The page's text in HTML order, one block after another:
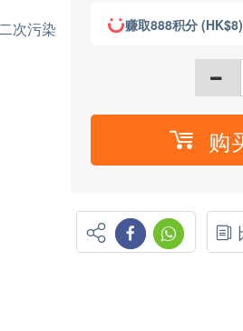
次污染
赚取888积分 (HK$8)
购